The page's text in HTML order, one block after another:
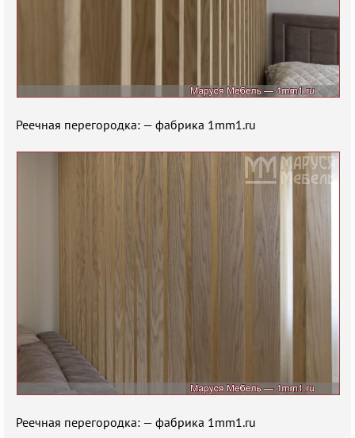
Реечная перегородка: — фабрика 1mm1.ru
Реечная перегородка: — фабрика 1mm1.ru